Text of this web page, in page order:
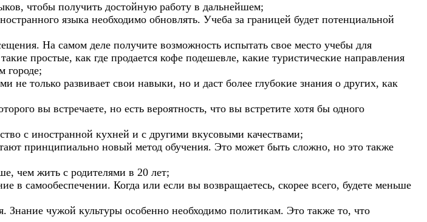
чтобы получить достойную работу в дальнейшем;
языка необходимо обновлять. Учеба за границей будет потенциальной
На самом деле получите возможность испытать свое место учебы для
простые, как где продается кофе подешевле, какие туристические направления
городе;
не только развивает свои навыки, но и даст более глубокие знания о других, как
вы встречаете, но есть вероятность, что вы встретите хотя бы одного
с иностранной кухней и с другими вкусовыми качествами;
принципиально новый метод обучения. Это может быть сложно, но это также
чем жить с родителями в 20 лет;
в самообеспечении. Когда или если вы возвращаетесь, скорее всего, будете меньше
Знание чужой культуры особенно необходимо политикам. Это также то, что